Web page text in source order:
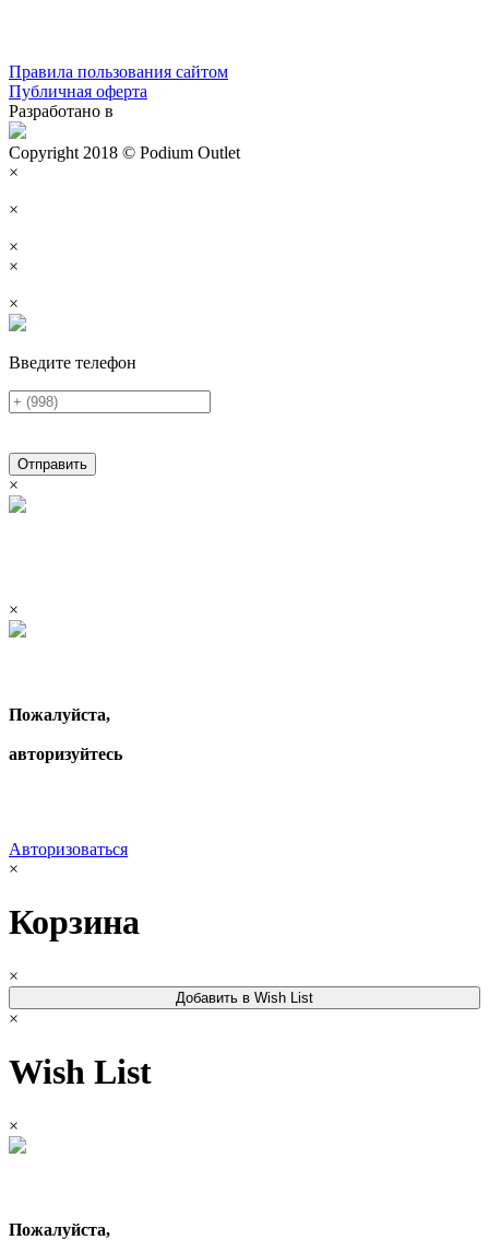
Правила пользования сайтом
Публичная оферта
Разработано в
Copyright 2018 © Podium Outlet
×
×
×
×
×
Введите телефон
Отправить
×
×
Пожалуйста,
авторизуйтесь
Авторизоваться
×
Корзина
×
Добавить в Wish List
×
Wish List
×
Пожалуйста,